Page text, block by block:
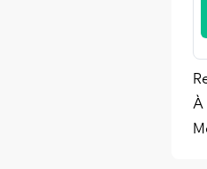
À